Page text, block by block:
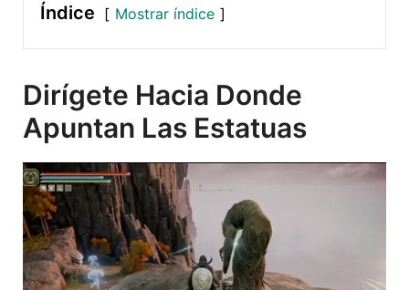
Índice Mostrar índice
Dirígete Hacia Donde
Apuntan Las Estatuas